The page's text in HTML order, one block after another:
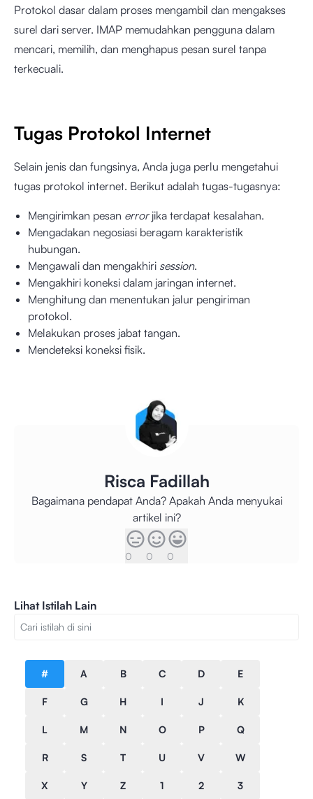
Protokol dasar dalam proses mengambil dan mengakses
surel dari server. IMAP memudahkan pengguna dalam
mencari, memilih, dan menghapus pesan surel tanpa
terkecuali.
Tugas Protokol Internet
Selain jenis dan fungsinya, Anda juga perlu mengetahui
tugas protokol internet. Berikut adalah tugas-tugasnya:
Mengirimkan pesan errorjika terdapat kesalahan.
Mengadakan negosiasi beragam karakteristik
hubungan.
Mengawali dan mengakhiri session.
Mengakhiri koneksi dalam jaringan internet.
Menghitung dan menentukan jalur pengiriman
protokol.
Melakukan proses jabat tangan.
Mendeteksi koneksi fisik.
Risca Fadillah
Bagaimana pendapat Anda? Apakah Anda menyukai
artikel ini?
0 0 0
Lihat Istilah Lain
# A B C D E
F G H I J K
L M N O P Q
R S T U V W
X Y Z 1 2 3